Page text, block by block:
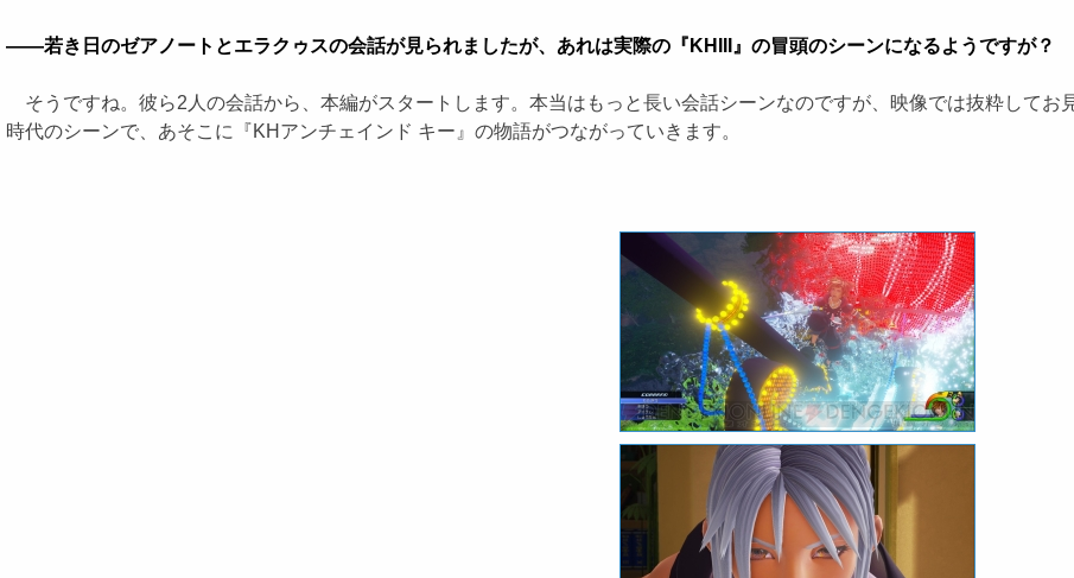
――若き日のゼアノートとエラクゥスの会話が見られましたが、あれは実際の『KHIII』の冒頭のシーンになるようですが？
そうですね。彼ら2人の会話から、本編がスタートします。本当はもっと長い会話シーンなのですが、映像では抜粋してお
時代のシーンで、あそこに『KHアンチェインド キー』の物語がつながっていきます。